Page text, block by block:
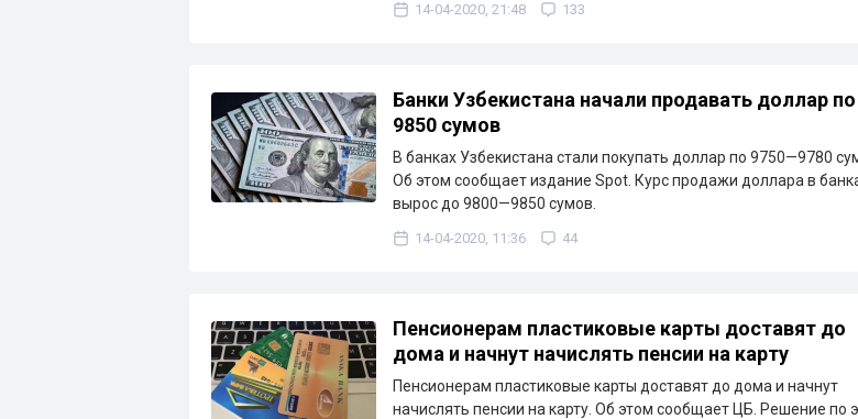
14-04-2020, 21:48 133
Банки Узбекистана начали продавать доллар по
9850 сумов
В банках Узбекистана стали покупать доллар по 9750—9780
Об этом сообщает издание Spot. Курс продажи доллара в
вырос до 9800—9850 сумов.
14-04-2020, 11:36 44
Пенсионерам пластиковые карты доставят до
дома и начнут начислять пенсии на карту
Пенсионерам пластиковые карты доставят до дома и начнут
начислять пенсии на карту. Об этом сообщает ЦБ. Решение по